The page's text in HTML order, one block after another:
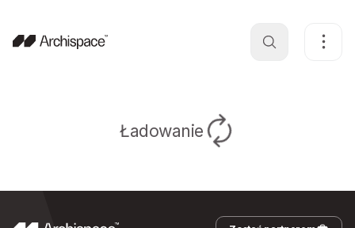
Ładowanie